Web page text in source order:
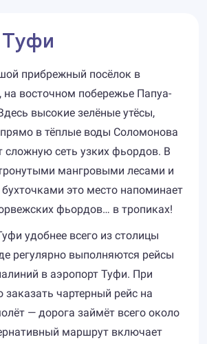
прибрежный посёлок в
на восточном побережье Папуа-
высокие зелёные утёсы,
в тёплые воды Соломонова
сложную сеть узких фьордов. В
мангровыми лесами и
это место напоминает
фьордов… в тропиках!
удобнее всего из столицы
регулярно выполняются рейсы
в аэропорт Туфи. При
чартерный рейс на
— дорога займёт всего около
маршрут включает